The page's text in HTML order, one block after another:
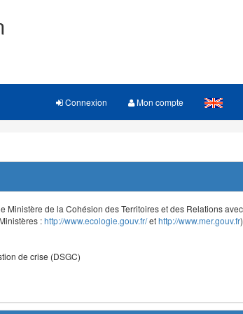
Connexion Mon compte
de la Cohésion des Territoires et des Relations
:http://www.ecologie.gouv.fr/ethttp://www.mer.gouv.fr
de crise (DSGC)